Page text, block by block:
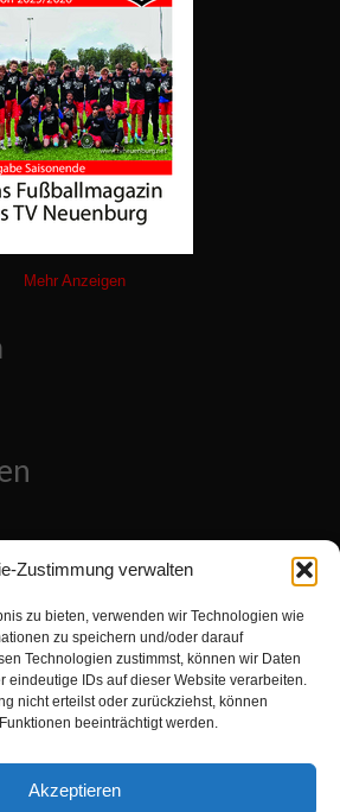
Zustimmung verwalten
zu bieten, verwenden wir Technologien wie
zu speichern und/oder darauf
Technologien zustimmst, können wir Daten
eindeutige IDs auf dieser Website verarbeiten.
nicht erteilst oder zurückziehst, können
beeinträchtigt werden.
Akzeptieren
Mehr Anzeigen
Wehde